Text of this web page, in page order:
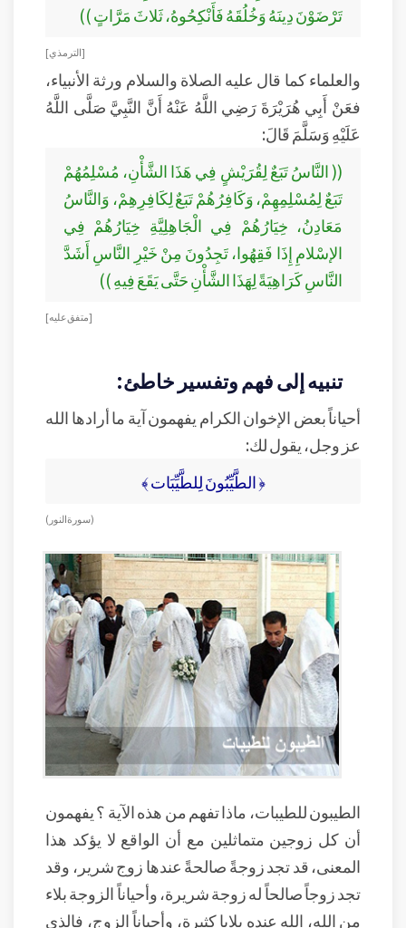
تَرْضَوْنَ دِينَهُ وَخُلُقَهُ فَأَنْكِحُوهُ، ثَلاثَ مَرَّاتٍ ))
[ الترمذي]
والعلماء كما قال عليه الصلاة والسلام ورثة الأنبياء،
فعَنْ أَبِي هُرَيْرَةَ رَضِي اللَّهُ عَنْهُ أَنَّ النَّبِيَّ صَلَّى اللَّهُ
عَلَيْهِ وَسَلَّمَ قَالَ:
(( النَّاسُ تَبَعٌ لِقُرَيْشٍ فِي هَذَا الشَّأْنِ، مُسْلِمُهُمْ
تَبَعٌ لِمُسْلِمِهِمْ، وَكَافِرُهُمْ تَبَعٌ لِكَافِرِهِمْ، وَالنَّاسُ
مَعَادِنُ، خِيَارُهُمْ فِي الْجَاهِلِيَّةِ خِيَارُهُمْ فِي
الإسْلامِ إِذَا فَقِهُوا، تَجِدُونَ مِنْ خَيْرِ النَّاسِ أَشَدَّ
النَّاسِ كَرَاهِيَةً لِهَذَا الشَّأْنِ حَتَّى يَقَعَ فِيهِ ))
[ متفق عليه]
تنبيه إلى فهم وتفسير خاطئ:
أحياناً بعض الإخوان الكرام يفهمون آية ما أرادها الله
عز وجل، يقول لك:
﴿ الطَّيِّبُونَ لِلطَّيِّبَات ﴾
( سورة النور )
الطيبون للطيبات، ماذا تفهم من هذه الآية ؟ يفهمون
أن كل زوجين متماثلين مع أن الواقع لا يؤكد هذا
المعنى، قد تجد زوجةً صالحةً عندها زوج شرير، وقد
تجد زوجاً صالحاً له زوجة شريرة، وأحياناً الزوجة بلاء
من الله، الله عنده بلايا كثيرة، وأحياناً الزوج، فالذي